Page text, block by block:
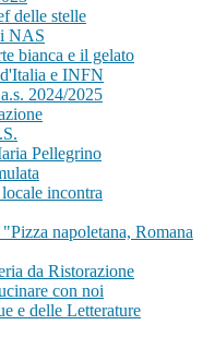
delle stelle
NAS
bianca e il gelato
e INFN
2024/2025
Pellegrino
incontra
napoletana, Romana
da Ristorazione
con noi
e delle Letterature